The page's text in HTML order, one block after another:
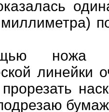
ножа и
линейки